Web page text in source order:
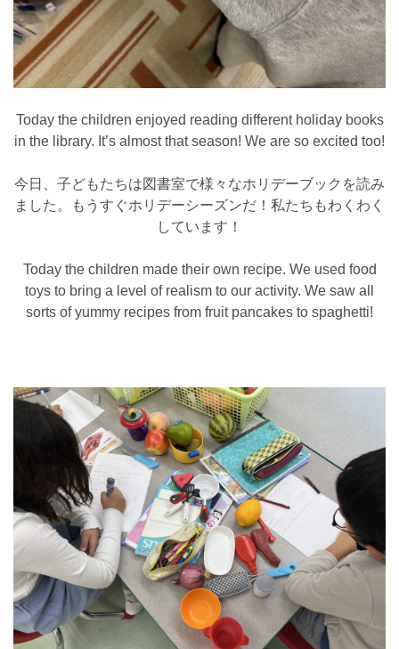
Today the children enjoyed reading different holiday books
in the library. It’s almost that season! We are so excited too!
今日、子どもたちは図書室で様々なホリデーブックを読み
ました。もうすぐホリデーシーズンだ！私たちもわくわく
しています！
Today the children made their own recipe. We used food
toys to bring a level of realism to our activity. We saw all
sorts of yummy recipes from fruit pancakes to spaghetti!